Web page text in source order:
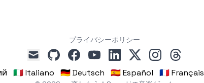
プライバシーポリシー
mail
githubfacebookyoutubelinkedin
x instagramthreads
🇮🇹 Italiano 🇩🇪 Deutsch 🇪🇸 Español 🇫🇷 Français